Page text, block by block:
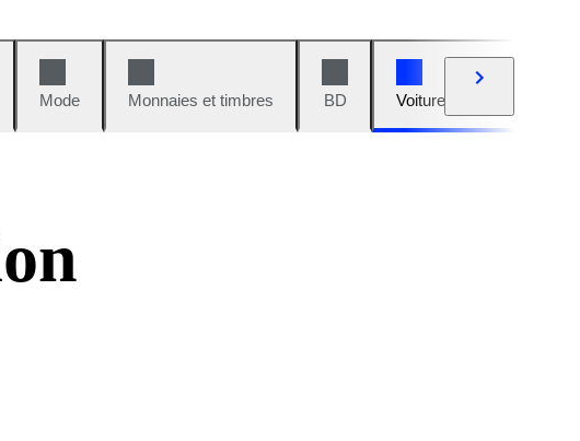
Mode Monnaies et timbres BD Voitures et motos